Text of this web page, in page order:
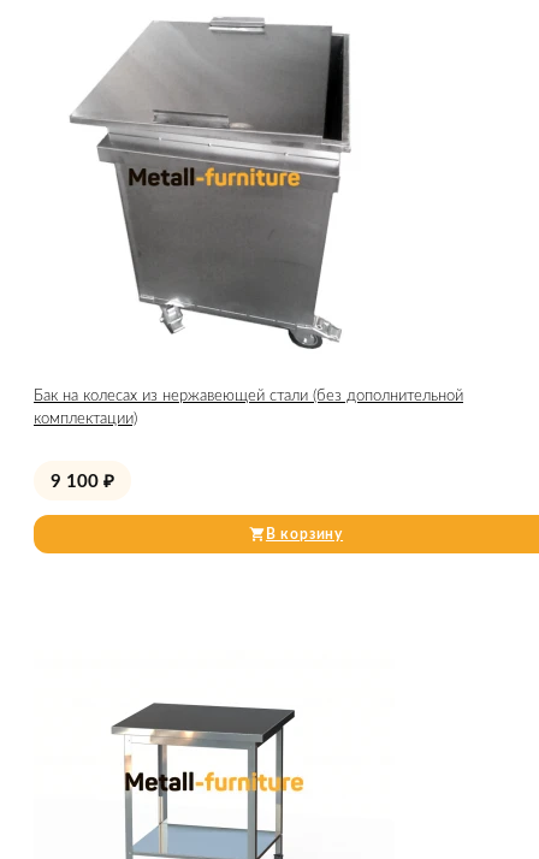
Бак на колесах из нержавеющей стали (без дополнительной
комплектации)
9 100 ₽
В корзину